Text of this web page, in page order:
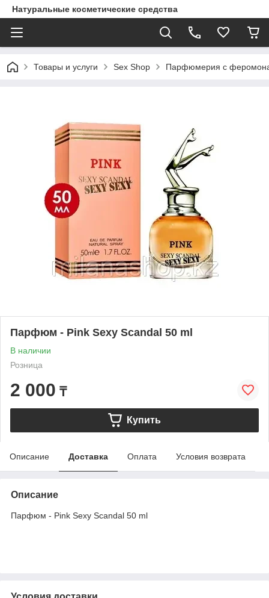
Натуральные косметические средства
Товары и услуги Sex Shop Парфюмерия с
Парфюм - Pink Sexy Scandal 50 ml
В наличии
Розница
2 000 ₸
Купить
Описание Доставка Оплата Условия возврата
Описание
Парфюм - Pink Sexy Scandal 50 ml